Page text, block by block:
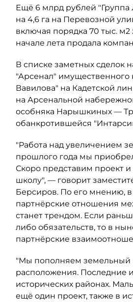
Ещё 6 млрд рублей
на 4,6 га на Перевозной
включая порядка 70 тыс.
начале лета продала
В списке заметных сделок
"Арсенал" имущественного
Вавилова" на Кадетской
на Арсенальной
особняка Нарышкиных —
обанкротившейся
"Работа над увеличением
прошлого года мы
Скоро представим проект
школу", — говорит
Берсиров. По его мнению,
партнёрские отношения
станет трендом. Если
либо обязательств, то в
партнёрские
"Мы пополняем земельный
расположения. Последние
исторических районах.
ещё один проект, также в